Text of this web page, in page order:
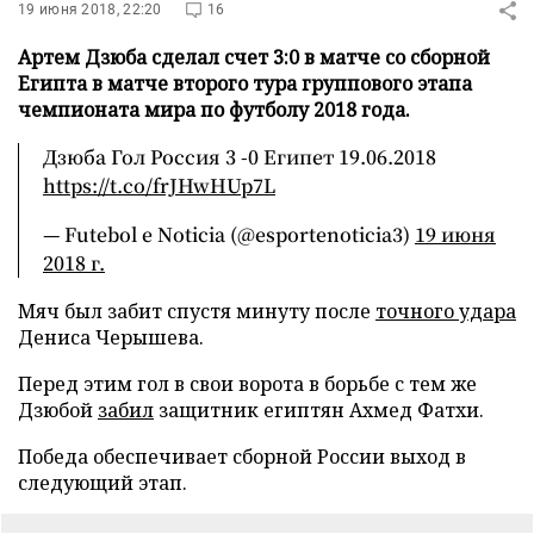
19 июня 2018, 22:20 16
Артем Дзюба сделал счет 3:0 в матче со сборной
Египта в матче второго тура группового этапа
чемпионата мира по футболу 2018 года.
Дзюба Гол Россия 3 -0 Египет 19.06.2018
https://t.co/frJHwHUp7L
— Futebol e Noticia (@esportenoticia3) 19 июня
2018 г.
Мяч был забит спустя минуту после точного удара
Дениса Черышева.
Перед этим гол в свои ворота в борьбе с тем же
Дзюбой забил защитник египтян Ахмед Фатхи.
Победа обеспечивает сборной России выход в
следующий этап.